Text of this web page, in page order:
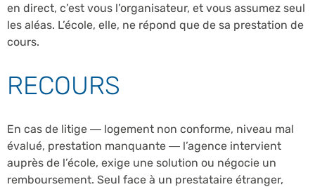
en direct, c’est vous l’organisateur, et vous assumez seul
les aléas. L’école, elle, ne répond que de sa prestation de
cours.
RECOURS
En cas de litige — logement non conforme, niveau mal
évalué, prestation manquante — l’agence intervient
auprès de l’école, exige une solution ou négocie un
remboursement. Seul face à un prestataire étranger,